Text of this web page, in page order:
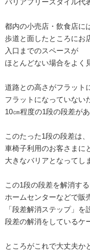
バリアフリースタイル代
都内の小売店・飲食店に
歩道と面したところにお
入口までのスペースが
ほとんどない場合をよく
道路との高さがフラット
フラットになっていない
10㎝程度の1段の段差が
このたった1段の段差は、
車椅子利用のお客さまに
大きなバリアとなってし
この1段の段差を解消する
ホームセンターなどで販
「段差解消ステップ」を
段差の解消をしているケ
ところがこれで大丈夫か